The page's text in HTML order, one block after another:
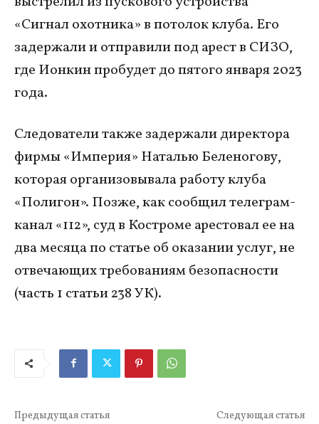
«Сигнал охотника» в потолок клуба. Его
задержали и отправили под арест в СИЗО,
где Ионкин пробудет до пятого января 2023
года.
Следователи также задержали директора
фирмы «Империя» Наталью Беленогову,
которая организовывала работу клуба
«Полигон». Позже, как сообщил телеграм-
канал «112», суд в Костроме арестовал ее на
два месяца по статье об оказании услуг, не
отвечающих требованиям безопасности
(часть 1 статьи 238 УК).
Предыдущая статья Следующая статья